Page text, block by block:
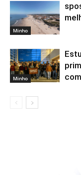
Minho
Minho